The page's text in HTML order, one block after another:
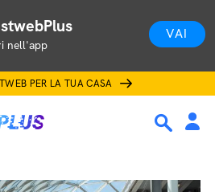
nell'app
VAI
PER LA TUA CASA